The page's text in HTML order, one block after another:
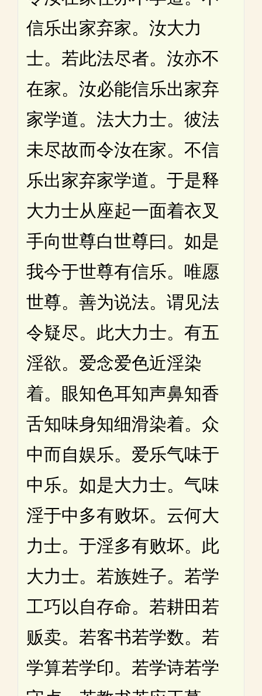
信乐出家弃家。汝大力
士。若此法尽者。汝亦不
在家。汝必能信乐出家弃
家学道。法大力士。彼法
未尽故而令汝在家。不信
乐出家弃家学道。于是释
大力士从座起一面着衣叉
手向世尊白世尊曰。如是
我今于世尊有信乐。唯愿
世尊。善为说法。谓见法
令疑尽。此大力士。有五
淫欲。爱念爱色近淫染
着。眼知色耳知声鼻知香
舌知味身知细滑染着。众
中而自娱乐。爱乐气味于
中乐。如是大力士。气味
淫于中多有败坏。云何大
力士。于淫多有败坏。此
大力士。若族姓子。若学
工巧以自存命。若耕田若
贩卖。若客书若学数。若
学算若学印。若学诗若学